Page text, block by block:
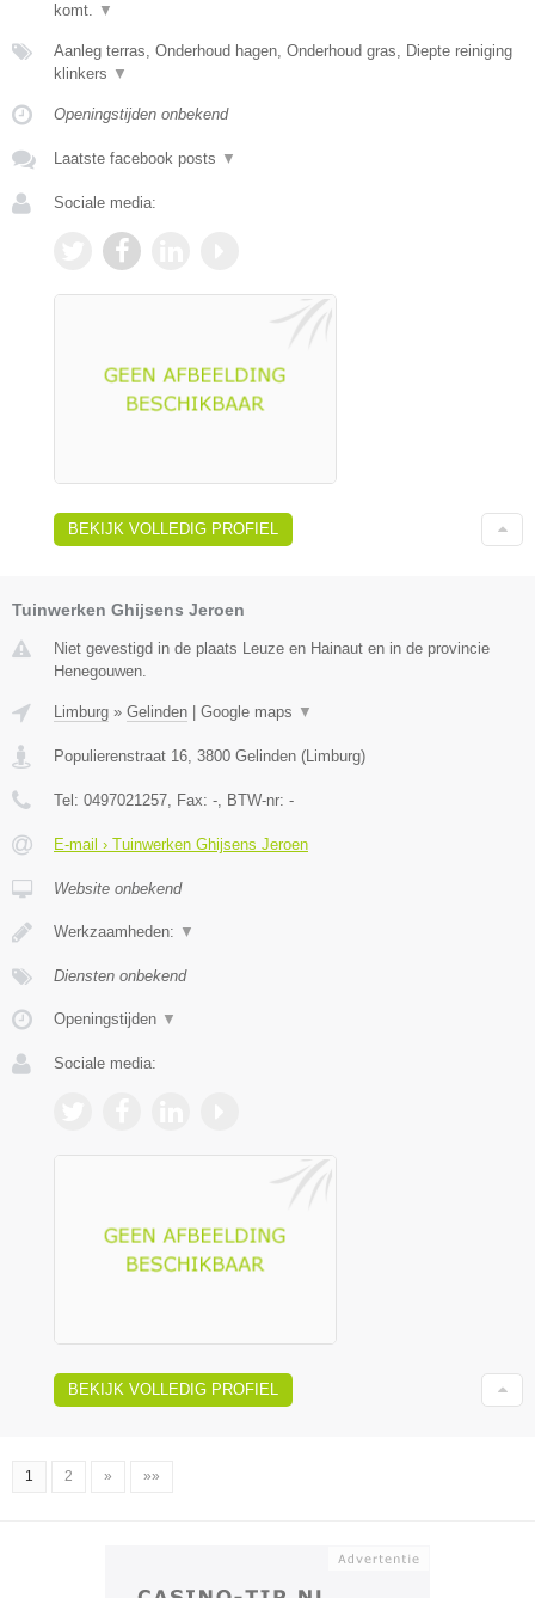
komt. ▼
Aanleg terras, Onderhoud hagen, Onderhoud gras, Diepte reiniging
klinkers ▼
Openingstijden onbekend
Laatste facebook posts ▼
Sociale media:
BEKIJK VOLLEDIG PROFIEL
Tuinwerken Ghijsens Jeroen
Niet gevestigd in de plaats Leuze en Hainaut en in de provincie
Henegouwen.
Limburg » Gelinden Google maps ▼
Populierenstraat 16 3800 Gelinden ( Limburg)
Tel: 0497021257 , Fax: - , BTW-nr: -
E-mail › Tuinwerken Ghijsens Jeroen
Website onbekend
Werkzaamheden: ▼
Diensten onbekend
Openingstijden ▼
Sociale media:
BEKIJK VOLLEDIG PROFIEL
1 2 » »»